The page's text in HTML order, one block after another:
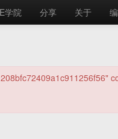
学院 分享 关于